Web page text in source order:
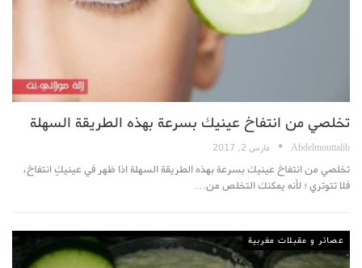
تخلصي من انتفاخ عينيك بسرعة بهذه الطريقة السهلة
Abdelmouttalib مارس 2, 2017
تخلصي من انتفاخ عينيك بسرعة بهذه الطريقة السهلة اذا ظهر في عينيكِ انتفاخ،
فلا تتوتري ؛ لأنه يمكنك التخلص من…
عصائر و مقبلات مغربية